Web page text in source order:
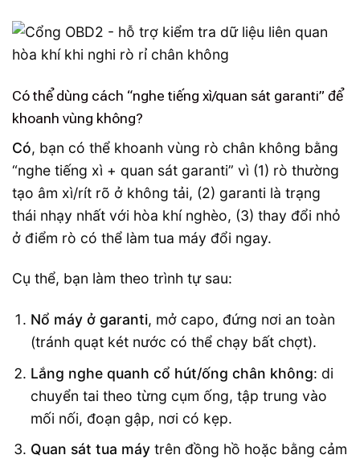
Có thể dùng cách “nghe tiếng xì/quan sát garanti” để
khoanh vùng không?
Có, bạn có thể khoanh vùng rò chân không bằng
“nghe tiếng xì + quan sát garanti” vì (1) rò thường
tạo âm xì/rít rõ ở không tải, (2) garanti là trạng
thái nhạy nhất với hòa khí nghèo, (3) thay đổi nhỏ
ở điểm rò có thể làm tua máy đổi ngay.
Cụ thể, bạn làm theo trình tự sau:
Nổ máy ở garanti, mở capo, đứng nơi an toàn
(tránh quạt két nước có thể chạy bất chợt).
Lắng nghe quanh cổ hút/ống chân không: di
chuyển tai theo từng cụm ống, tập trung vào
mối nối, đoạn gập, nơi có kẹp.
Quan sát tua máytrên đồng hồ hoặc bằng cảm